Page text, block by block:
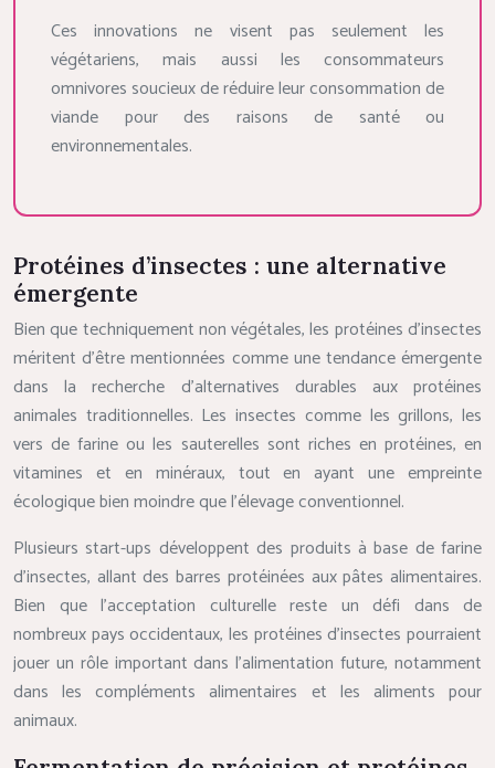
Ces innovations ne visent pas seulement les
végétariens, mais aussi les consommateurs
omnivores soucieux de réduire leur consommation de
viande pour des raisons de santé ou
environnementales.
Protéines d’insectes : une alternative
émergente
Bien que techniquement non végétales, les protéines d’insectes
méritent d’être mentionnées comme une tendance émergente
dans la recherche d’alternatives durables aux protéines
animales traditionnelles. Les insectes comme les grillons, les
vers de farine ou les sauterelles sont riches en protéines, en
vitamines et en minéraux, tout en ayant une empreinte
écologique bien moindre que l’élevage conventionnel.
Plusieurs start-ups développent des produits à base de farine
d’insectes, allant des barres protéinées aux pâtes alimentaires.
Bien que l’acceptation culturelle reste un défi dans de
nombreux pays occidentaux, les protéines d’insectes pourraient
jouer un rôle important dans l’alimentation future, notamment
dans les compléments alimentaires et les aliments pour
animaux.